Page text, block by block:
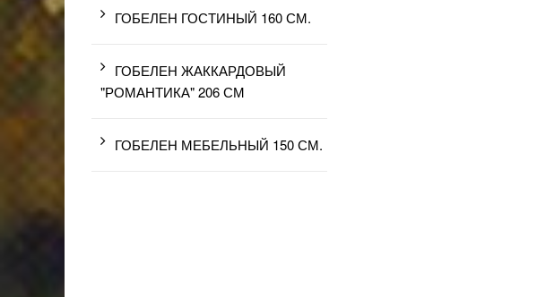
ГОБЕЛЕН ГОСТИНЫЙ 160 СМ.
ГОБЕЛЕН ЖАККАРДОВЫЙ
"РОМАНТИКА" 206 СМ
ГОБЕЛЕН МЕБЕЛЬНЫЙ 150 СМ.